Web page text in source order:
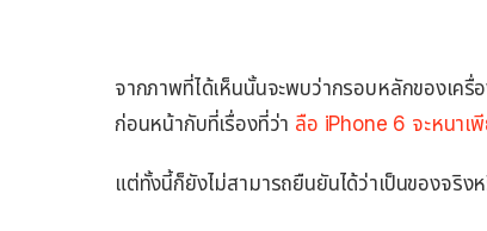
จากภาพที่ได้เห็นนั้นจะพบว่ากรอบหลักของเครื่
ก่อนหน้ากับที่เรื่องที่ว่า ลือ iPhone 6 จะหนาเ
แต่ทั้งนี้ก็ยังไม่สามารถยืนยันได้ว่าเป็นของจริ